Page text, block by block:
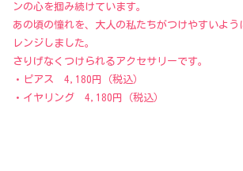
ンの心を掴み続けています。
あの頃の憧れを、大人の私たちがつけやすいよう
レンジしました。
さりげなくつけられるアクセサリーです。
・ピアス 4,180円（税込）
・イヤリング 4,180円（税込）